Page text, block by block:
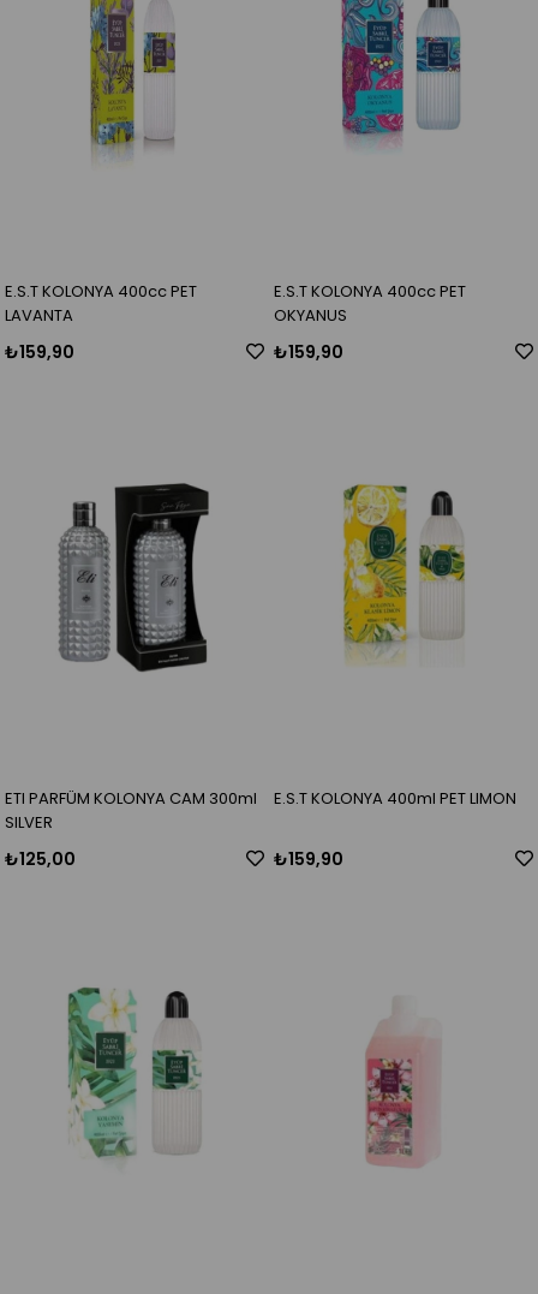
E.S.T KOLONYA 400cc PET
LAVANTA
₺159,90
E.S.T KOLONYA 400cc PET
OKYANUS
₺159,90
ETI PARFÜM KOLONYA CAM 300ml
SILVER
₺125,00
E.S.T KOLONYA 400ml PET LIMON
₺159,90